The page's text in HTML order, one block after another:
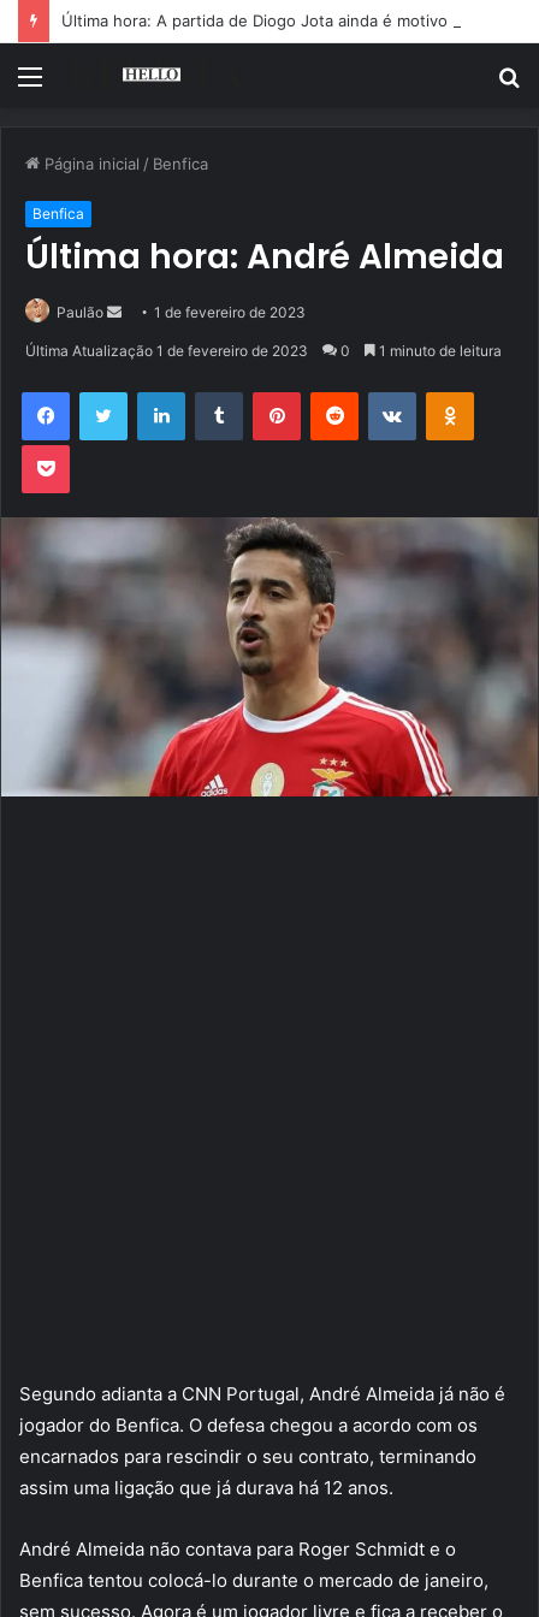
Menu
Página inicial / Benfica
Benfica
Última hora: André Almeida
Paulão
Mande
mail
1 de fevereiro de 2023
Última Atualização 1 de fevereiro de 2023 0 1 minuto de leitura
FacebookTwitter LinkedinTumblr PinterestReddit VK OK
Pocket
Segundo adianta a CNN Portugal, André Almeida já não é
jogador do Benfica. O defesa chegou a acordo com os
encarnados para rescindir o seu contrato, terminando
assim uma ligação que já durava há 12 anos.
André Almeida não contava para Roger Schmidt e o
Benfica tentou colocá-lo durante o mercado de janeiro,
sem sucesso. Agora é um jogador livre e fica a receber o